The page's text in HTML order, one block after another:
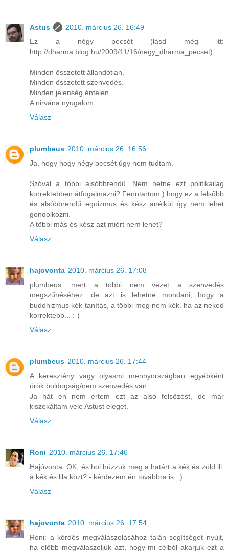
Astus
2010. március 26. 16:49
Ez a négy pecsét (lásd még itt:
http://dharma.blog.hu/2009/11/16/negy_dharma_pecset)
Minden összetett állandótlan.
Minden összetett szenvedés.
Minden jelenség éntelen.
A nirvána nyugalom.
Válasz
plumbeus 2010. március 26. 16:56
Ja, hogy hogy négy pecsét úgy nem tudtam.
Szóval a többi alsóbbrendű. Nem hetne ezt politikailag
korrektebben átfogalmazni? Fenntartom:) hogy ez a felsőbb
és alsóbbrendű egoizmus és kész anélkül így nem lehet
gondolkozni.
A többi más és kész azt miért nem lehet?
Válasz
hajovonta 2010. március 26. 17:08
plumbeus: mert a többi nem vezet a szenvedés
megszűnéséhez. de azt is lehetne mondani, hogy a
buddhizmus kék tanítás, a többi meg nem kék. ha az neked
korrektebb... :-)
Válasz
plumbeus 2010. március 26. 17:44
A keresztény vagy olyasmi mennyországban egyébként
örök boldogság/nem szenvedés van.
Ja hát én nem értem ezt az alsó felsőzést, de már
kiszekáltam vele Astust eleget.
Válasz
Roni 2010. március 26. 17:46
Hajóvonta: OK, és hol húzzuk meg a határt a kék és zöld ill.
a kék és lila közt? - kérdezem én továbbra is. :)
Válasz
hajovonta 2010. március 26. 17:54
Roni: a kérdés megválaszolásához talán segítséget nyújt,
ha előbb megválaszoljuk azt, hogy mi célból akarjuk ezt a